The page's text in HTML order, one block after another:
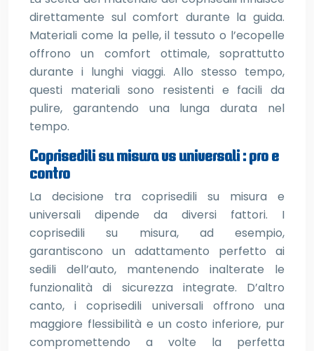
direttamente sul comfort durante la guida.
Materiali come la pelle, il tessuto o l’ecopelle
offrono un comfort ottimale, soprattutto
durante i lunghi viaggi. Allo stesso tempo,
questi materiali sono resistenti e facili da
pulire, garantendo una lunga durata nel
tempo.
Coprisedili su misura vs universali : pro e
contro
La decisione tra coprisedili su misura e
universali dipende da diversi fattori. I
coprisedili su misura, ad esempio,
garantiscono un adattamento perfetto ai
sedili dell’auto, mantenendo inalterate le
funzionalità di sicurezza integrate. D’altro
canto, i coprisedili universali offrono una
maggiore flessibilità e un costo inferiore, pur
compromettendo a volte la perfetta